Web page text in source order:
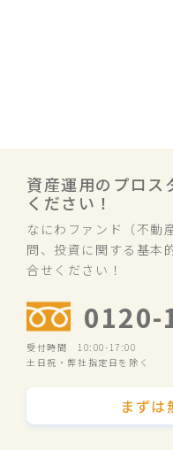
資産運用のプロス
ください！
なにわファンド（不動
問、投資に関する基本
合せください！
0120-
受付時間 10:00-17:00
土日祝・弊社指定日を除く
まずは